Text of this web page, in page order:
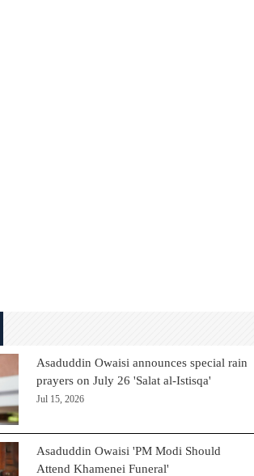
Asaduddin Owaisi announces special rain
prayers on July 26 'Salat al-Istisqa'
Jul 15, 2026
Asaduddin Owaisi 'PM Modi Should
Attend Khamenei Funeral'